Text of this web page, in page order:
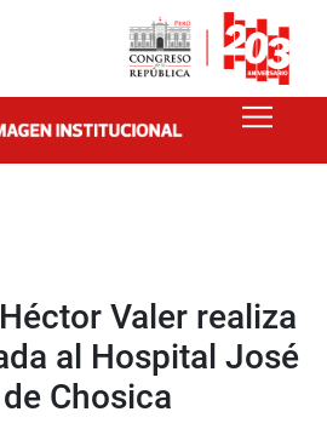
Valer realiza
al Hospital José
Chosica